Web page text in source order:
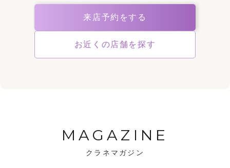
来店予約をする
お近くの店舗を探す
MAGAZINE
クラネマガジン